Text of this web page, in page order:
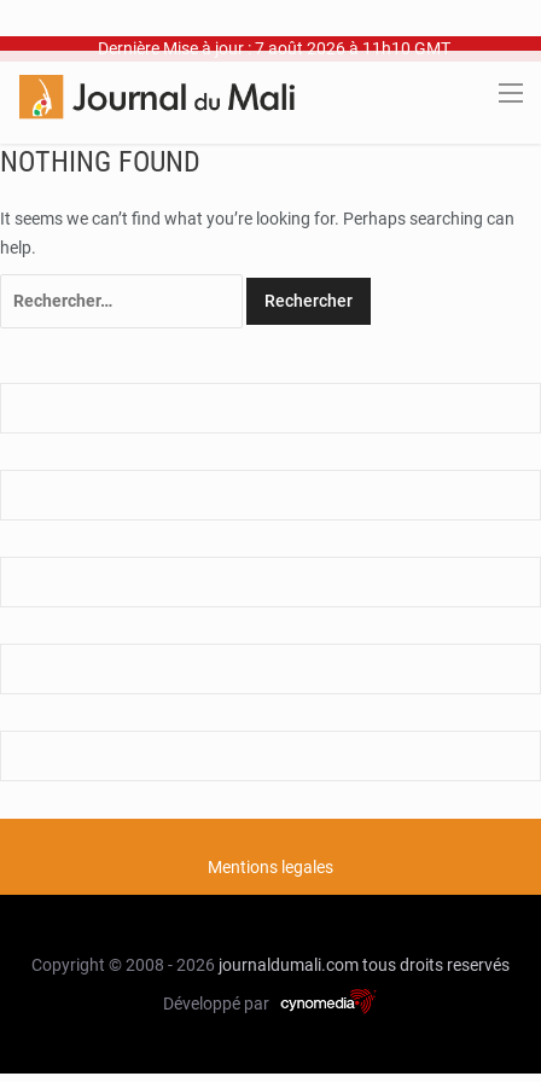
Dernière Mise à jour : 7 août 2026 à 11h10 GMT
NOTHING FOUND
It seems we can’t find what you’re looking for. Perhaps searching can
help.
Mentions legales
Copyright © 2008 - 2026 journaldumali.comtous droits reservés
Développé par